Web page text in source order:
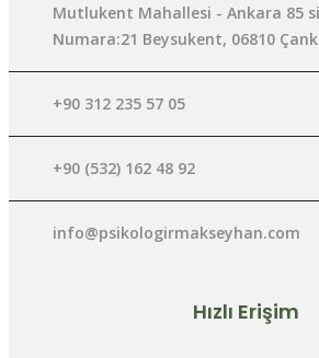
Mutlukent Mahallesi - Ankara 85
Numara:21 Beysukent, 06810
+90 312 235 57 05
+90 (532) 162 48 92
info@psikologirmakseyhan.com
Hızlı Erişim